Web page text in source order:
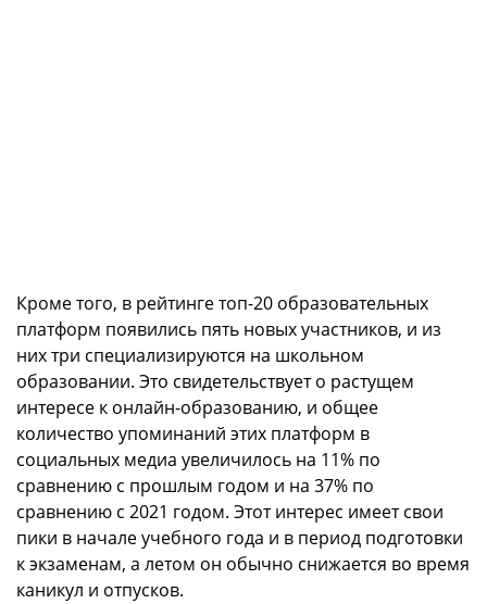
Кроме того, в рейтинге топ-20 образовательных
платформ появились пять новых участников, и из
них три специализируются на школьном
образовании. Это свидетельствует о растущем
интересе к онлайн-образованию, и общее
количество упоминаний этих платформ в
социальных медиа увеличилось на 11% по
сравнению с прошлым годом и на 37% по
сравнению с 2021 годом. Этот интерес имеет свои
пики в начале учебного года и в период подготовки
к экзаменам, а летом он обычно снижается во время
каникул и отпусков.